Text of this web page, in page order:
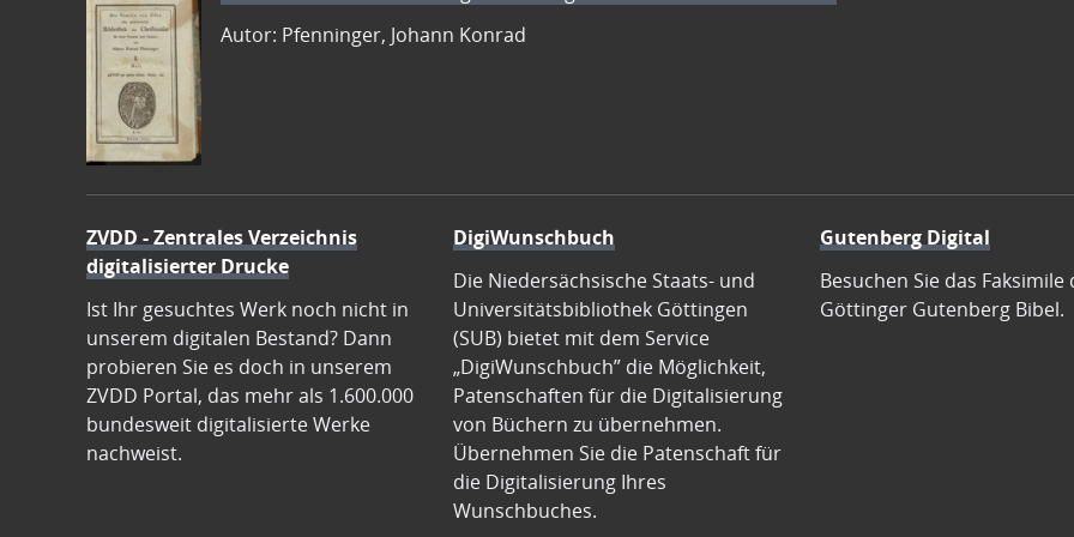
Autor: Pfenninger, Johann Konrad
ZVDD - Zentrales Verzeichnis
digitalisierter Drucke
Ist Ihr gesuchtes Werk noch nicht in
unserem digitalen Bestand? Dann
probieren Sie es doch in unserem
ZVDD Portal, das mehr als 1.600.000
bundesweit digitalisierte Werke
nachweist.
DigiWunschbuch
Die Niedersächsische Staats- und
Universitätsbibliothek Göttingen
(SUB) bietet mit dem Service
„DigiWunschbuch” die Möglichkeit,
Patenschaften für die Digitalisierung
von Büchern zu übernehmen.
Übernehmen Sie die Patenschaft für
die Digitalisierung Ihres
Wunschbuches.
Gutenberg Digital
Besuchen Sie das Faksimile
Göttinger Gutenberg Bibel.